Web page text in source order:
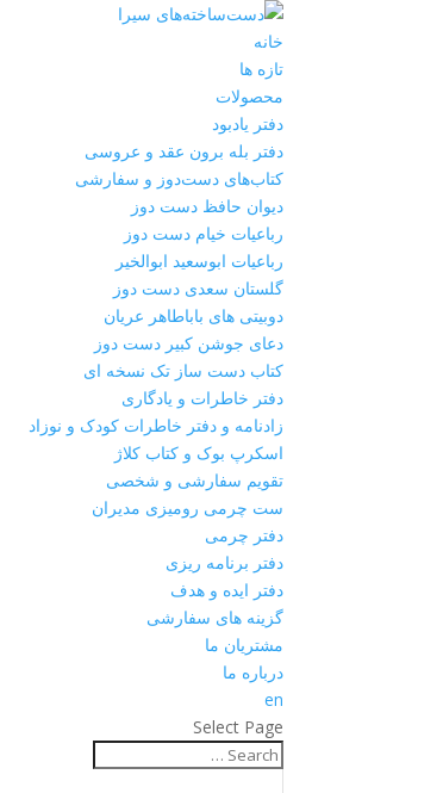
خانه
تازه ها
محصولات
دفتر یادبود
دفتر بله برون عقد و عروسی
کتاب‌های دست‌دوز و سفارشی
دیوان حافظ دست دوز
رباعیات خیام دست دوز
رباعیات ابوسعید ابوالخیر
گلستان سعدی دست دوز
دوبیتی های باباطاهر عریان
دعای جوشن کبیر دست دوز
کتاب دست ساز تک نسخه ای
دفتر خاطرات و یادگاری
زادنامه و دفتر خاطرات کودک و نوزاد
اسکرپ بوک و کتاب کلاژ
تقویم سفارشی و شخصی
ست چرمی رومیزی مدیران
دفتر چرمی
دفتر برنامه ریزی
دفتر ایده و هدف
گزینه های سفارشی
مشتریان ما
درباره ما
en
Select Page